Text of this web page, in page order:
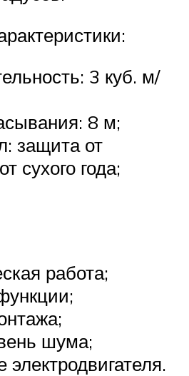
3 куб. м/
8 м;
защита от
сухого года;
работа;
шума;